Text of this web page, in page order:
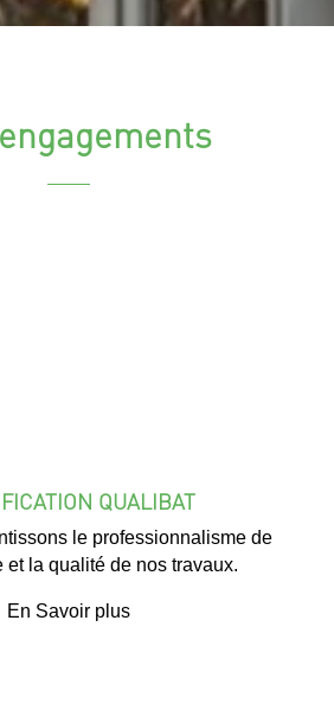
QUALIBAT
le professionnalisme de
et la qualité de nos travaux.
En Savoir plus